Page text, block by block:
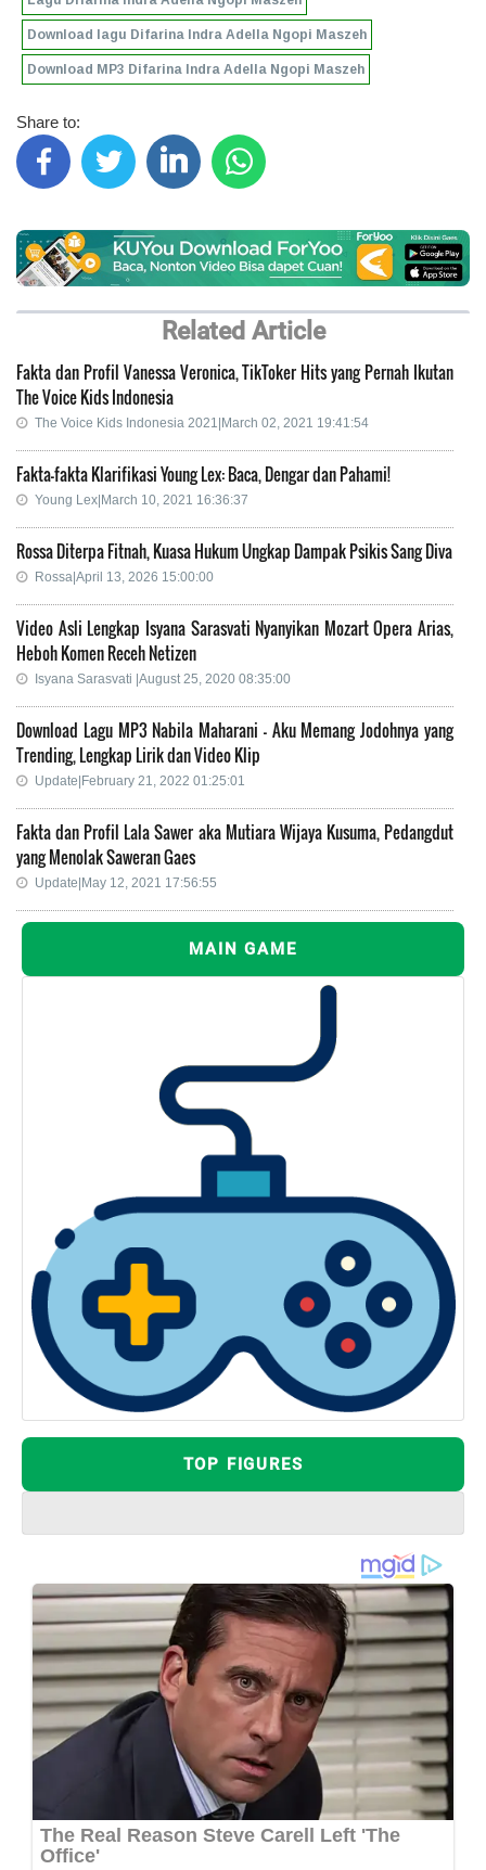
Download lagu Difarina Indra Adella Ngopi Maszeh
Download MP3 Difarina Indra Adella Ngopi Maszeh
Share to:
Related Article
Fakta dan Profil Vanessa Veronica, TikToker Hits yang Pernah Ikutan
The Voice Kids Indonesia
The Voice Kids Indonesia 2021|March 02, 2021 19:41:54
Fakta-fakta Klarifikasi Young Lex: Baca, Dengar dan Pahami!
Young Lex|March 10, 2021 16:36:37
Rossa Diterpa Fitnah, Kuasa Hukum Ungkap Dampak Psikis Sang Diva
Rossa|April 13, 2026 15:00:00
Video Asli Lengkap Isyana Sarasvati Nyanyikan Mozart Opera Arias,
Heboh Komen Receh Netizen
Isyana Sarasvati |August 25, 2020 08:35:00
Download Lagu MP3 Nabila Maharani - Aku Memang Jodohnya yang
Trending, Lengkap Lirik dan Video Klip
Update|February 21, 2022 01:25:01
Fakta dan Profil Lala Sawer aka Mutiara Wijaya Kusuma, Pedangdut
yang Menolak Saweran Gaes
Update|May 12, 2021 17:56:55
MAIN GAME
TOP FIGURES